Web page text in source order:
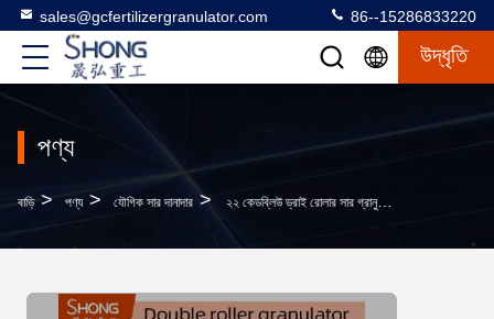
sales@gcfertilizergranulator.com 86--15286833220
উদ্ধৃতি
পণ্য
বাড়ি > পণ্য > যৌগিক সার দানাদার > ২২ কেডব্লিউ ড্রাই রোলার সার গ্রানুলেটর প্রতি ঘণ্টায় ২-৩ টন যৌগিক সার উৎপাদন